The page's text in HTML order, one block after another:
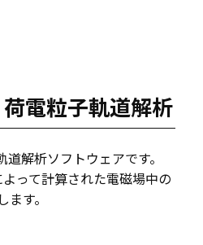
電粒子軌道解析
解析ソフトウェアです。
よって計算された電磁場中の
す。